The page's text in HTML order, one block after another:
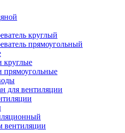
круглый
прямоугольный
круглые
для вентиляции
вентиляции